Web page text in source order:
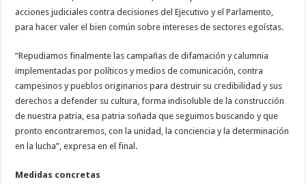
acciones judiciales contra decisiones del Ejecutivo y el Parlamento,
para hacer valer el bien común sobre intereses de sectores egoístas.
“Repudiamos finalmente las campañas de difamación y calumnia
implementadas por políticos y medios de comunicación, contra
campesinos y pueblos originarios para destruir su credibilidad y sus
derechos a defender su cultura, forma indisoluble de la construcción
de nuestra patria, esa patria soñada que seguimos buscando y que
pronto encontraremos, con la unidad, la conciencia y la determinación
en la lucha”, expresa en el final.
Medidas concretas